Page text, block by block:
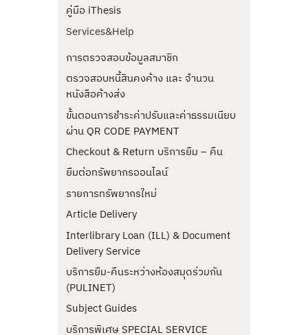
คู่มือ iThesis
Services&Help
การตรวจสอบข้อมูลสมาชิก
ตรวจสอบหนี้สินคงค้าง และ จำนวน
หนังสือค้างส่ง
ขั้นตอนการชำระค่าปรับและค่าธรรมเนียบ
ผ่าน QR CODE PAYMENT
Checkout & Return บริการยืม – คืน
ยืมต่อทรัพยากรออนไลน์
รายการทรัพยากรใหม่
Article Delivery
Interlibrary Loan (ILL) & Document
Delivery Service
บริการยืม-คืนระหว่างห้องสมุดร่วมกัน
(PULINET)
Subject Guides
บริการพิเศษ SPECIAL SERVICE